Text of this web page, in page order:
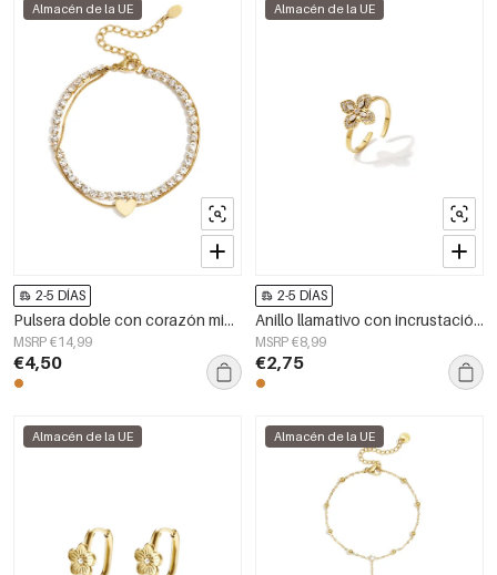
Almacén de la UE
2-5 DÍAS
Pulsera doble con corazón minimalista y piedras de circonita
MSRP €14,99
€4,50
Almacén de la UE
2-5 DÍAS
Anillo llamativo con incrustación de trébol
MSRP €8,99
€2,75
Almacén de la UE Almacén de la UE